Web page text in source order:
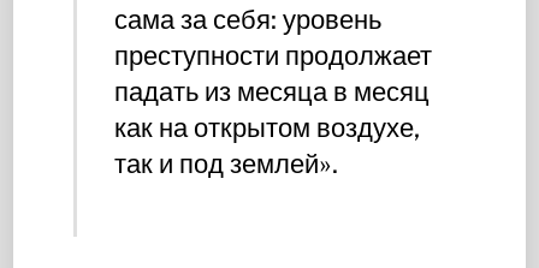
сама за себя: уровень
преступности продолжает
падать из месяца в месяц
как на открытом воздухе,
так и под землей».